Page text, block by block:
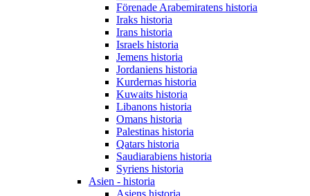
Förenade Arabemiratens historia
Iraks historia
Irans historia
Israels historia
Jemens historia
Jordaniens historia
Kurdernas historia
Kuwaits historia
Libanons historia
Omans historia
Palestinas historia
Qatars historia
Saudiarabiens historia
Syriens historia
Asien - historia